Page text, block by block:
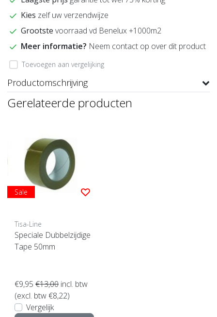
Kies zelf uw verzendwijze
Grootste voorraad vd Benelux +1000m2
Meer informatie? Neem contact op over dit product
Toevoegen aan vergelijking
Productomschrijving
Gerelateerde producten
Sale
Tisa-Line
Speciale Dubbelzijdige
Tape 50mm
€9,95 €13,00 incl. btw
(excl. btw €8,22)
Vergelijk